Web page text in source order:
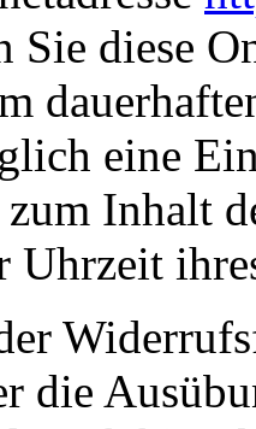
Sie diese
eine
Inhalt
Uhrzeit
die